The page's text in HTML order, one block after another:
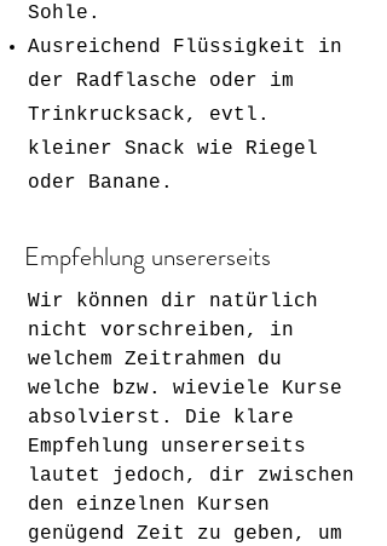
Sohle.
Ausreichend Flüssigkeit in
der Radflasche oder im
Trinkrucksack, evtl.
kleiner Snack wie Riegel
oder Banane.
Empfehlung unsererseits
Wir können dir natürlich
nicht vorschreiben, in
welchem Zeitrahmen du
welche bzw. wieviele Kurse
absolvierst. Die klare
Empfehlung unsererseits
lautet jedoch, dir zwischen
den einzelnen Kursen
genügend Zeit zu geben, um